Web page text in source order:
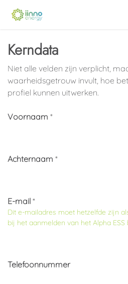
Kerndata
Niet alle velden zijn verplicht,
waarheidsgetrouw invult, hoe
profiel kunnen uitwerken.
Voornaam *
Achternaam *
E-mail *
Dit e-mailadres moet hetzelfde zijn
bij het aanmelden van het Alpha
Telefoonnummer